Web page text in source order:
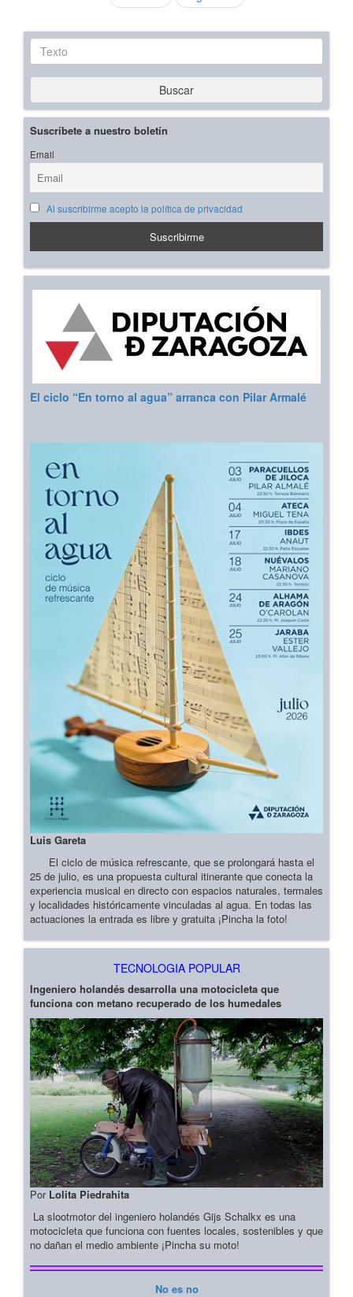
Texto
Buscar
Suscríbete a nuestro boletín
Email
Al suscribirme acepto la política de privacidad
El ciclo “En torno al agua” arranca con Pilar Armalé
Luis Gareta
El ciclo de música refrescante, que se prolongará hasta el
25 de julio, es una propuesta cultural itinerante que conecta la
experiencia musical en directo con espacios naturales, termales
y localidades históricamente vinculadas al agua. En todas las
actuaciones la entrada es libre y gratuita ¡Pincha la foto!
TECNOLOGIA POPULAR
Ingeniero holandés desarrolla una motocicleta que
funciona con metano recuperado de los humedales
Por Lolita Piedrahita
La slootmotor del ingeniero holandés Gijs Schalkx es una
motocicleta que funciona con fuentes locales, sostenibles y que
no dañan el medio ambiente ¡Pincha su moto!
No es no